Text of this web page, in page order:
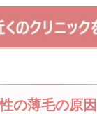
の薄毛の原